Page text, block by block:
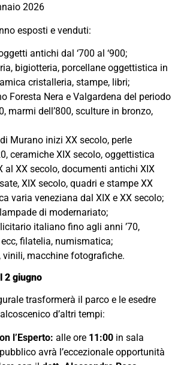
2026
esposti e venduti:
antichi dal ‘700 al ‘900;
bigiotteria, porcellane oggettistica in
cristalleria, stampe, libri;
Foresta Nera e Valgardena del periodo
marmi dell’800, sculture in bronzo,
Murano inizi XX secolo, perle
ceramiche XIX secolo, oggettistica
al XX secolo, documenti antichi XIX
XIX secolo, quadri e stampe XX
varia veneziana dal XIX e XX secolo;
di modernariato;
italiano fino agli anni ’70,
filatelia, numismatica;
vinili, macchine fotografiche.
2 giugno
trasformerà il parco e le esedre
d’altri tempi:
l’Esperto: alle ore 11:00 in sala
avrà l’eccezionale opportunità